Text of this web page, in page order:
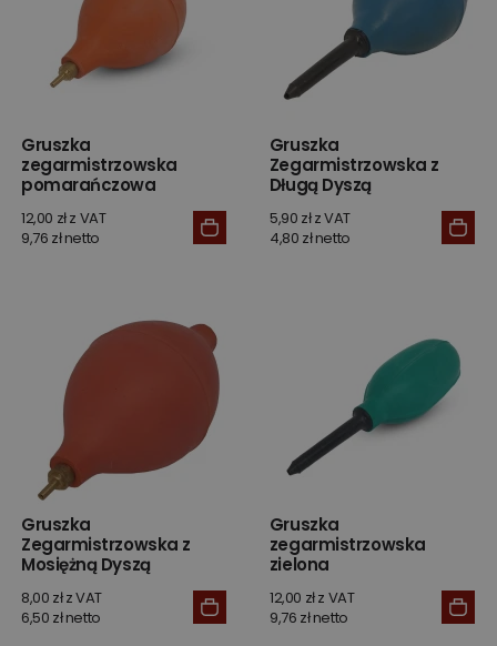
Gruszka
zegarmistrzowska
pomarańczowa
12,00 zł z VAT
9,76 zł netto
Gruszka
Zegarmistrzowska z
Długą Dyszą
5,90 zł z VAT
4,80 zł netto
Gruszka
Zegarmistrzowska z
Mosiężną Dyszą
8,00 zł z VAT
6,50 zł netto
Gruszka
zegarmistrzowska
zielona
12,00 zł z VAT
9,76 zł netto